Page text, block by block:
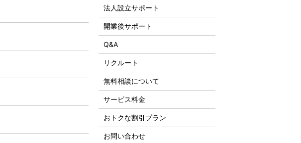
法人設立サポート
開業後サポート
Q&A
リクルート
無料相談について
サービス料金
おトクな割引プラン
お問い合わせ